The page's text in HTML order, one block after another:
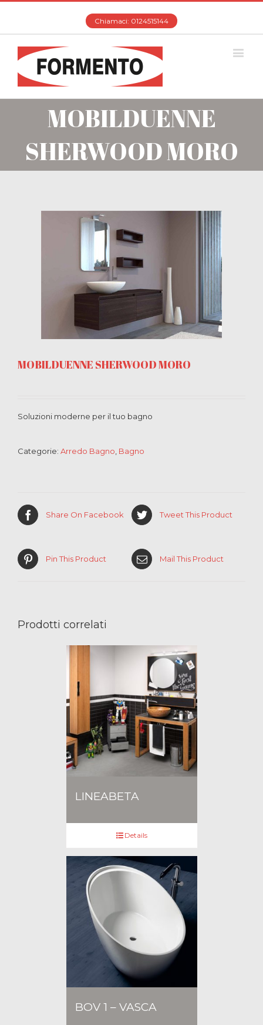
Chiamaci: 0124515144
MOBILDUENNE
SHERWOOD MORO
MOBILDUENNE SHERWOOD MORO
Soluzioni moderne per il tuo bagno
Categorie: Arredo Bagno Bagno
Share On Facebook Tweet This Product
Pin This Product Mail This Product
Prodotti correlati
LINEABETA
Details
BOV 1 – VASCA